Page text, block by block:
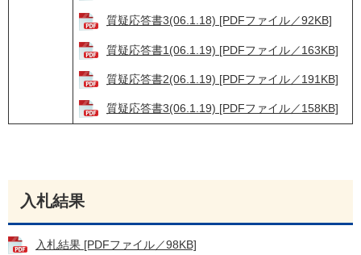
質疑応答書3(06.1.18) [PDFファイル／92KB]
質疑応答書1(06.1.19) [PDFファイル／163KB]
質疑応答書2(06.1.19) [PDFファイル／191KB]
質疑応答書3(06.1.19) [PDFファイル／158KB]
入札結果
入札結果 [PDFファイル／98KB]